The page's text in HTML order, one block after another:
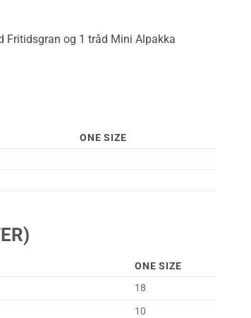
Fritidsgran og 1 tråd Mini Alpakka
ONE SIZE
ONE SIZE
18
10